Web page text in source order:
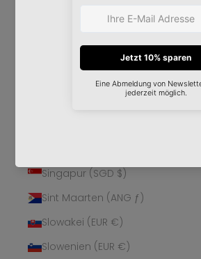
Schweiz (CHF CHF)
Senegal (XOF Fr)
Seychellen (EUR €)
Singapur (SGD $)
Sint Maarten (ANG ƒ)
Slowakei (EUR €)
Slowenien (EUR €)